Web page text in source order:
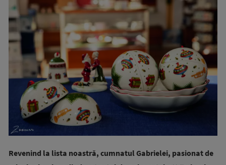
Revenind la lista noastră, cumnatul Gabrielei, pasionat de